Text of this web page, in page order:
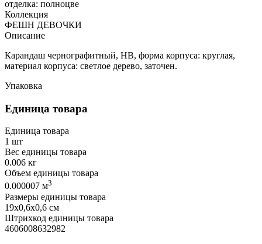
отделка: полноцве
Коллекция
ФЕШН ДЕВОЧКИ
Описание
Карандаш чернографитный, HB, форма корпуса: круглая,
материал корпуса: светлое дерево, заточен.
Упаковка
Единица товара
Единица товара
1 шт
Вес единицы товара
0.006 кг
Объем единицы товара
0.000007 м3
Размеры единицы товара
19х0,6х0,6 см
Штрихкод единицы товара
4606008632982